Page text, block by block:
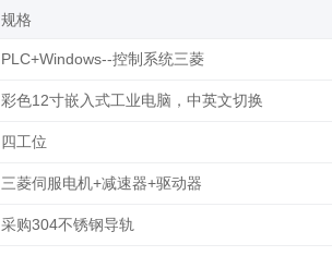
‌规格‌
PLC+Windows--控制系统三菱
彩色12寸嵌入式工业电脑，中英文切换
四工位
三菱伺服电机+减速器+驱动器
采购304不锈钢导轨